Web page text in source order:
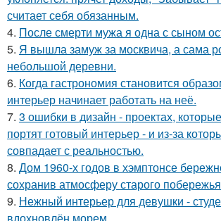
считает себя обязанным.
4. После смерти мужа я одна с сыном
5. Я вышла замуж за москвича, а сама
небольшой деревни.
6. Когда гастрономия становится
интерьер начинает работать на неё.
7. 3 ошибки в дизайн - проектах,
портят готовый интерьер - и из-за
совпадает с реальностью.
8. Дом 1960-х годов в хэмптонсе
сохранив атмосферу старого
9. Нежный интерьер для девушки -